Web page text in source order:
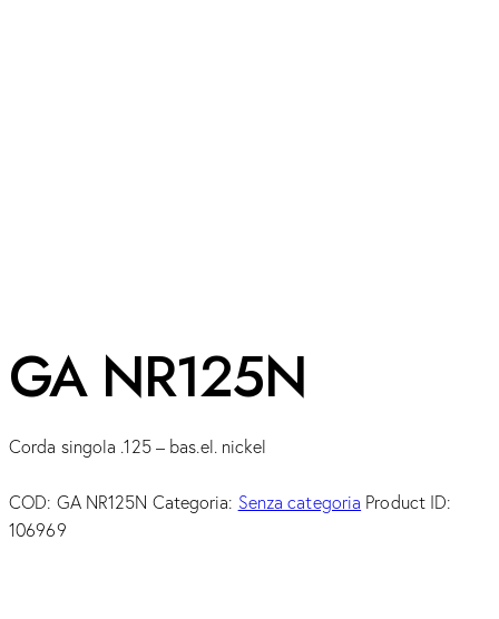
GA NR125N
Corda singola .125 – bas.el. nickel
COD: GA NR125N Categoria: Senza categoria Product ID:
106969